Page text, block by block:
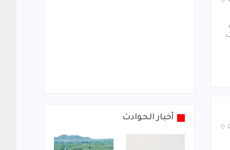
أخبار الحوادث